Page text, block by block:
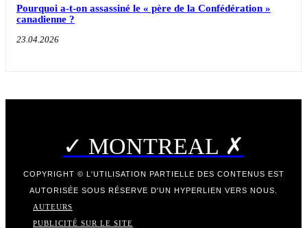
Pourquoi a-t-on assassiné le « père de la Confédération »
canadienne ?
23.04.2026
✓ MONTREAL ✗
COPYRIGHT © L'UTILISATION PARTIELLE DES CONTENUS EST
AUTORISÉE SOUS RÉSERVE D'UN HYPERLIEN VERS NOUS.
AUTEURS
PUBLICITÉ SUR LE SITE